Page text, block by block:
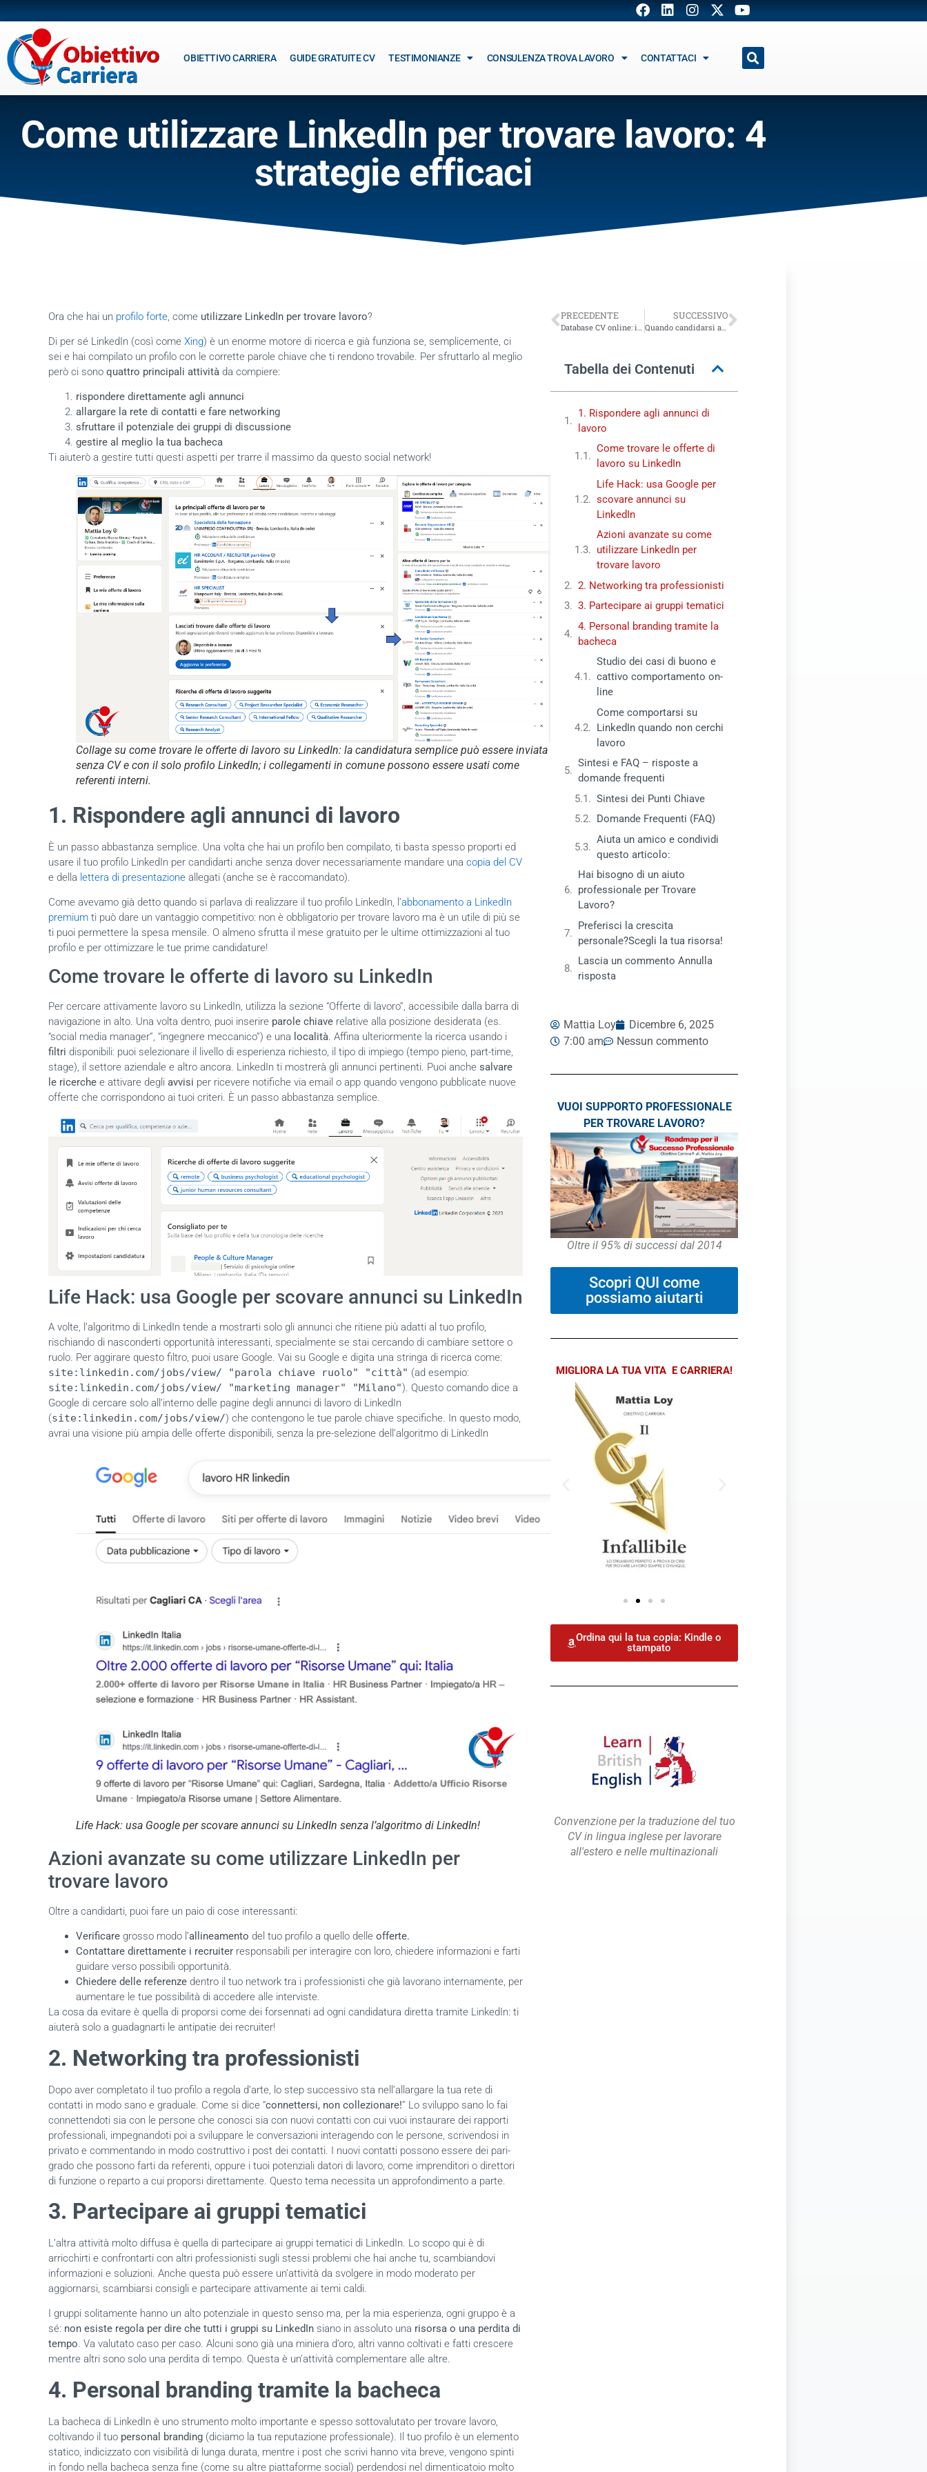
OBIETTIVO CARRIERA GUIDE GRATUITE CV TESTIMONIANZE CONSULENZA TROVA LAVORO CONTATTACI
Come utilizzare LinkedIn per trovare lavoro: 4
strategie efficaci
Ora che hai un profilo forte, come utilizzare LinkedIn per trovare lavoro?
Di per sé LinkedIn (così come Xing) è un enorme motore di ricerca e già funziona se, semplicemente, ci
sei e hai compilato un profilo con le corrette parole chiave che ti rendono trovabile. Per sfruttarlo al meglio
però ci sono quattro principali attività da compiere:
rispondere direttamente agli annunci
allargare la rete di contatti e fare networking
sfruttare il potenziale dei gruppi di discussione
gestire al meglio la tua bacheca
Ti aiuterò a gestire tutti questi aspetti per trarre il massimo da questo social network!
Collage su come trovare le offerte di lavoro su LinkedIn: la candidatura semplice può essere inviata
senza CV e con il solo profilo LinkedIn; i collegamenti in comune possono essere usati come
referenti interni.
1. Rispondere agli annunci di lavoro
È un passo abbastanza semplice. Una volta che hai un profilo ben compilato, ti basta spesso proporti ed
usare il tuo profilo LinkedIn per candidarti anche senza dover necessariamente mandare una copia del CV
e della lettera di presentazione allegati (anche se è raccomandato).
Come avevamo già detto quando si parlava di realizzare il tuo profilo LinkedIn, l’abbonamento a LinkedIn
premium ti può dare un vantaggio competitivo: non è obbligatorio per trovare lavoro ma è un utile di più se
ti puoi permettere la spesa mensile. O almeno sfrutta il mese gratuito per le ultime ottimizzazioni al tuo
profilo e per ottimizzare le tue prime candidature!
Come trovare le offerte di lavoro su LinkedIn
Per cercare attivamente lavoro su LinkedIn, utilizza la sezione “Offerte di lavoro”, accessibile dalla barra di
navigazione in alto. Una volta dentro, puoi inserire parole chiave relative alla posizione desiderata (es.
“social media manager”, “ingegnere meccanico”) e una località. Affina ulteriormente la ricerca usando i
filtri disponibili: puoi selezionare il livello di esperienza richiesto, il tipo di impiego (tempo pieno, part-time,
stage), il settore aziendale e altro ancora. LinkedIn ti mostrerà gli annunci pertinenti. Puoi anche salvare
le ricerche e attivare degli avvisi per ricevere notifiche via email o app quando vengono pubblicate nuove
offerte che corrispondono ai tuoi criteri. È un passo abbastanza semplice.
Life Hack: usa Google per scovare annunci su LinkedIn
A volte, l’algoritmo di LinkedIn tende a mostrarti solo gli annunci che ritiene più adatti al tuo profilo,
rischiando di nasconderti opportunità interessanti, specialmente se stai cercando di cambiare settore o
ruolo. Per aggirare questo filtro, puoi usare Google. Vai su Google e digita una stringa di ricerca come:
site:linkedin.com/jobs/view/ "parola chiave ruolo" "città" (ad esempio:
site:linkedin.com/jobs/view/ "marketing manager" "Milano"). Questo comando dice a
Google di cercare solo all’interno delle pagine degli annunci di lavoro di LinkedIn
(site:linkedin.com/jobs/view/) che contengono le tue parole chiave specifiche. In questo modo,
avrai una visione più ampia delle offerte disponibili, senza la pre-selezione dell’algoritmo di LinkedIn
Life Hack: usa Google per scovare annunci su LinkedIn senza l’algoritmo di LinkedIn!
Azioni avanzate su come utilizzare LinkedIn per
trovare lavoro
Oltre a candidarti, puoi fare un paio di cose interessanti:
Verificare grosso modo l’allineamento del tuo profilo a quello delle offerte.
Contattare direttamente i recruiter responsabili per interagire con loro, chiedere informazioni e farti
guidare verso possibili opportunità.
Chiedere delle referenze dentro il tuo network tra i professionisti che già lavorano internamente, per
aumentare le tue possibilità di accedere alle interviste.
La cosa da evitare è quella di proporsi come dei forsennati ad ogni candidatura diretta tramite LinkedIn: ti
aiuterà solo a guadagnarti le antipatie dei recruiter!
2. Networking tra professionisti
Dopo aver completato il tuo profilo a regola d’arte, lo step successivo sta nell’allargare la tua rete di
contatti in modo sano e graduale. Come si dice “connettersi, non collezionare!” Lo sviluppo sano lo fai
connettendoti sia con le persone che conosci sia con nuovi contatti con cui vuoi instaurare dei rapporti
professionali, impegnandoti poi a sviluppare le conversazioni interagendo con le persone, scrivendosi in
privato e commentando in modo costruttivo i post dei contatti. I nuovi contatti possono essere dei pari-
grado che possono farti da referenti, oppure i tuoi potenziali datori di lavoro, come imprenditori o direttori
di funzione o reparto a cui proporsi direttamente. Questo tema necessita un approfondimento a parte.
3. Partecipare ai gruppi tematici
L’altra attività molto diffusa è quella di partecipare ai gruppi tematici di LinkedIn. Lo scopo qui è di
arricchirti e confrontarti con altri professionisti sugli stessi problemi che hai anche tu, scambiandovi
informazioni e soluzioni. Anche questa può essere un’attività da svolgere in modo moderato per
aggiornarsi, scambiarsi consigli e partecipare attivamente ai temi caldi.
I gruppi solitamente hanno un alto potenziale in questo senso ma, per la mia esperienza, ogni gruppo è a
sé: non esiste regola per dire che tutti i gruppi su LinkedIn siano in assoluto una risorsa o una perdita di
tempo. Va valutato caso per caso. Alcuni sono già una miniera d’oro, altri vanno coltivati e fatti crescere
mentre altri sono solo una perdita di tempo. Questa è un’attività complementare alle altre.
4. Personal branding tramite la bacheca
La bacheca di LinkedIn è uno strumento molto importante e spesso sottovalutato per trovare lavoro,
coltivando il tuo personal branding (diciamo la tua reputazione professionale). Il tuo profilo è un elemento
statico, indicizzato con visibilità di lunga durata, mentre i post che scrivi hanno vita breve, vengono spinti
in fondo nella bacheca senza fine (come su altre piattaforme social) perdendosi nel dimenticatoio molto
PRECEDENTE SUCCESSIVO
Quando candidarsi ad un annuncio di lavoro? La guida definitiva
Tabella dei Contenuti
1. Rispondere agli annunci di
lavoro
Come trovare le offerte di
lavoro su LinkedIn
Life Hack: usa Google per
scovare annunci su
LinkedIn
Azioni avanzate su come
utilizzare LinkedIn per
trovare lavoro
2. Networking tra professionisti
3. Partecipare ai gruppi tematici
4. Personal branding tramite la
bacheca
Studio dei casi di buono e
cattivo comportamento on-
line
Come comportarsi su
LinkedIn quando non cerchi
lavoro
Sintesi e FAQ – risposte a
domande frequenti
Sintesi dei Punti Chiave
Domande Frequenti (FAQ)
Aiuta un amico e condividi
questo articolo:
Hai bisogno di un aiuto
professionale per Trovare
Lavoro?
Preferisci la crescita
personale?Scegli la tua risorsa!
Lascia un commento Annulla
risposta
Mattia Loy
Dicembre 6, 2025
7:00 am
Nessun commento
VUOI SUPPORTO PROFESSIONALE
PER TROVARE LAVORO?
Oltre il 95% di successi dal 2014
Scopri QUI come
possiamo aiutarti
MIGLIORA LA TUA VITA E CARRIERA!
Ordina qui la tua copia: Kindle o
stampato
Convenzione per la traduzione del tuo
CV in lingua inglese per lavorare
all'estero e nelle multinazionali